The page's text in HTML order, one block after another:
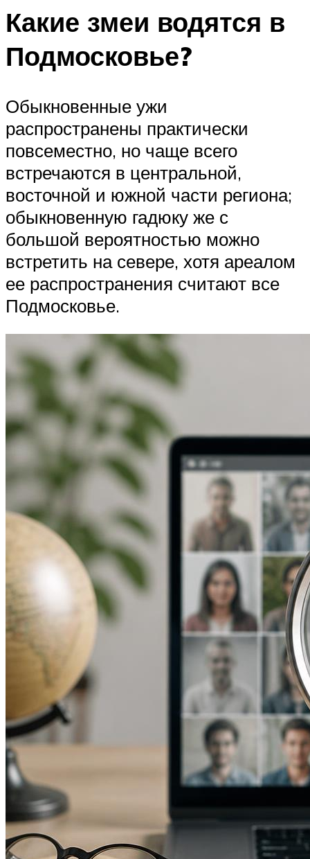
Какие змеи водятся в
Подмосковье?
Обыкновенные ужи
распространены практически
повсеместно, но чаще всего
встречаются в центральной,
восточной и южной части региона;
обыкновенную гадюку же с
большой вероятностью можно
встретить на севере, хотя ареалом
ее распространения считают все
Подмосковье.